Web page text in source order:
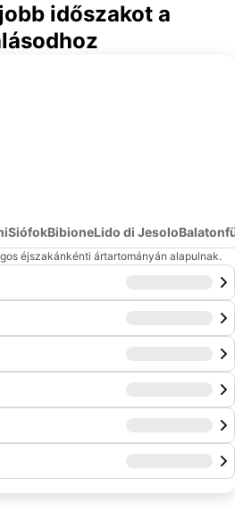
időszakot a
SiófokBibioneLido di Jesolo
éjszakánkénti ártartományán alapulnak.